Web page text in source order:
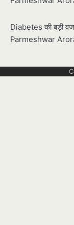
Diabetes की बड़ी
Parmeshwar